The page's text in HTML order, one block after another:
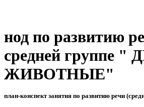
нод по развитию
средней группе "
ЖИВОТНЫЕ"
план-конспект занятия по развитию речи